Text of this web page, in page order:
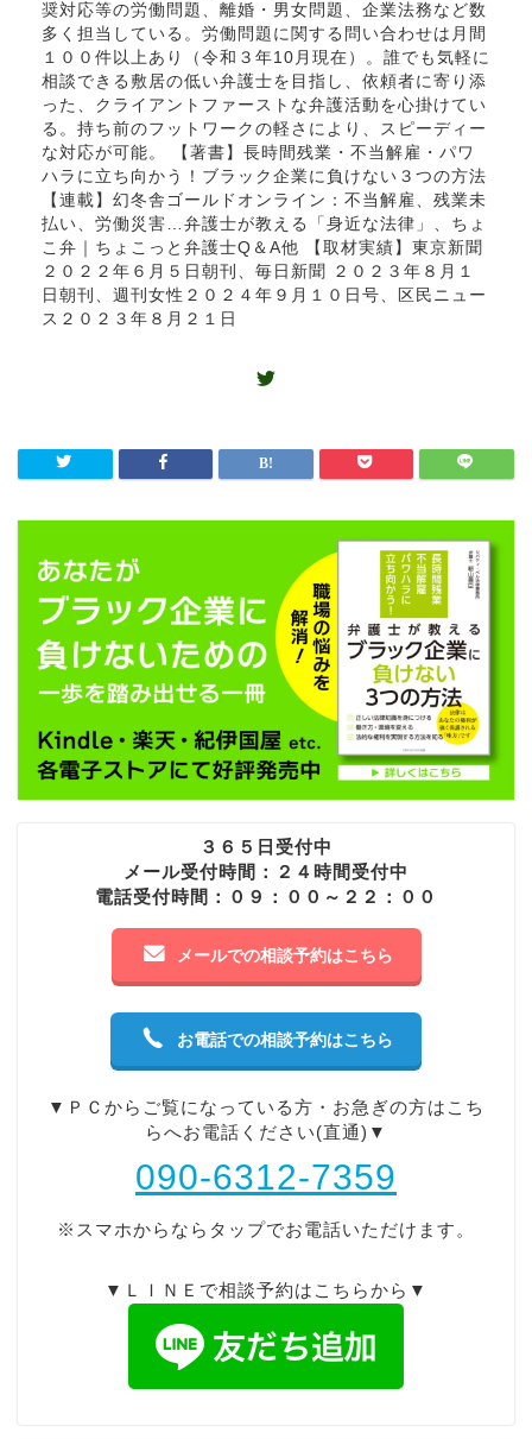
奨対応等の労働問題、離婚・男女問題、企業法務など数
多く担当している。労働問題に関する問い合わせは月間
１００件以上あり（令和３年10月現在）。誰でも気軽に
相談できる敷居の低い弁護士を目指し、依頼者に寄り添
った、クライアントファーストな弁護活動を心掛けてい
る。持ち前のフットワークの軽さにより、スピーディー
な対応が可能。 【著書】長時間残業・不当解雇・パワ
ハラに立ち向かう！ブラック企業に負けない３つの方法
【連載】幻冬舎ゴールドオンライン：不当解雇、残業未
払い、労働災害…弁護士が教える「身近な法律」、ちょ
こ弁｜ちょこっと弁護士Q＆A他 【取材実績】東京新聞
２０２２年６月５日朝刊、毎日新聞 ２０２３年８月１
日朝刊、週刊女性２０２４年９月１０日号、区民ニュー
ス２０２３年８月２１日
３６５日受付中
メール受付時間：２４時間受付中
電話受付時間：０９：００～２２：００
メールでの相談予約はこちら
お電話での相談予約はこちら
▼ＰＣからご覧になっている方・お急ぎの方はこち
らへお電話ください(直通)▼
090-6312-7359
※スマホからならタップでお電話いただけます。
▼ＬＩＮＥで相談予約はこちらから▼